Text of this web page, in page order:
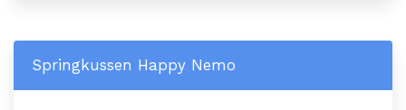
Springkussen Happy Nemo